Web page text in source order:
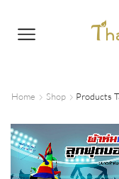
Home Shop Products